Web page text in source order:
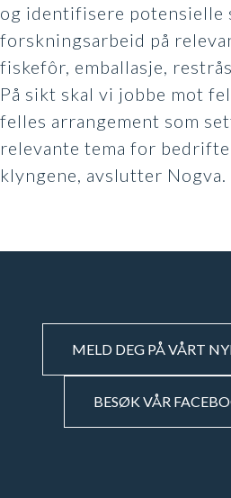
og identifisere potensielle
forskningsarbeid på
fiskefôr, emballasje,
På sikt skal vi jobbe mot
felles arrangement som
relevante tema for
klyngene, avslutter Nogva.
MELD DEG PÅ VÅRT
BESØK VÅR